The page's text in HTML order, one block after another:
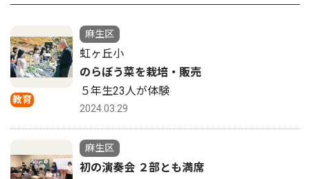
教育
麻生区
虹ヶ丘小
のらぼう菜を栽培・販売
５年生23人が体験
2024.03.29
麻生区
初の演奏会 ２部とも満席